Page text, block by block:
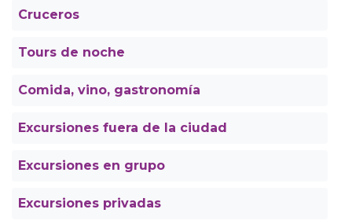
Cruceros
Tours de noche
Comida, vino, gastronomía
Excursiones fuera de la ciudad
Excursiones en grupo
Excursiones privadas